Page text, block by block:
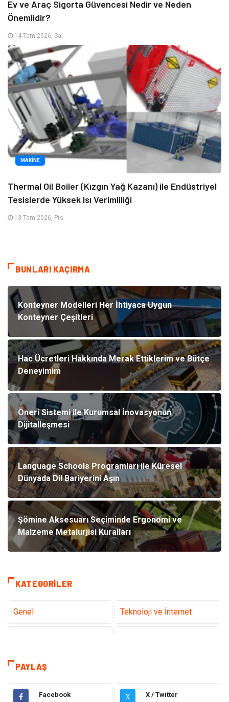
Ev ve Araç Sigorta Güvencesi Nedir ve Neden
Önemlidir?
14 Tem 2026, Sal
MAKINE
Thermal Oil Boiler (Kızgın Yağ Kazanı) ile Endüstriyel
Tesislerde Yüksek Isı Verimliliği
13 Tem 2026, Pts
BUNLARI KAÇIRMA
Konteyner Modelleri Her İhtiyaca Uygun
Konteyner Çeşitleri
Hac Ücretleri Hakkında Merak Ettiklerim ve Bütçe
Deneyimim
Öneri Sistemi ile Kurumsal İnovasyonun
Dijitalleşmesi
Language Schools Programları ile Küresel
Dünyada Dil Bariyerini Aşın
Şömine Aksesuarı Seçiminde Ergonomi ve
Malzeme Metalurjisi Kuralları
KATEGORILER
Genel Teknoloji ve İnternet
Dekorasyon
Hukuk Elektrik & Elektronik
PAYLAŞ
Facebook X X / Twitter